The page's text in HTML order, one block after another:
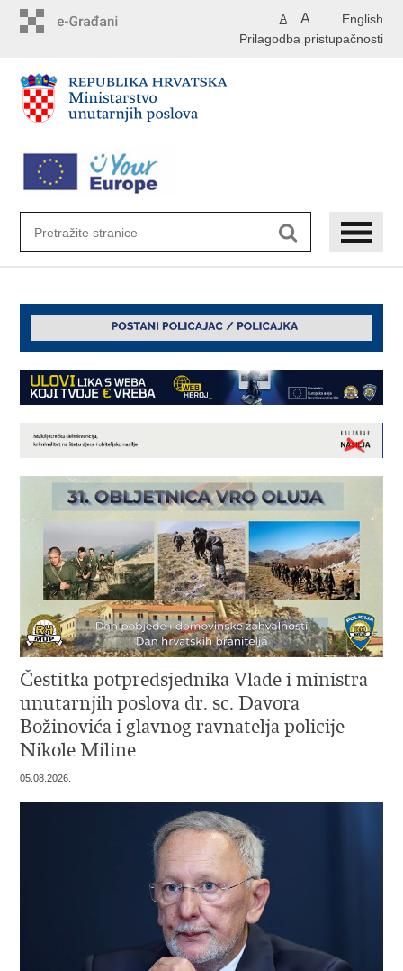
English
A A
Prilagodba pristupačnosti
Čestitka potpredsjednika Vlade i ministra
unutarnjih poslova dr. sc. Davora
Božinovića i glavnog ravnatelja policije
Nikole Miline
05.08.2026.